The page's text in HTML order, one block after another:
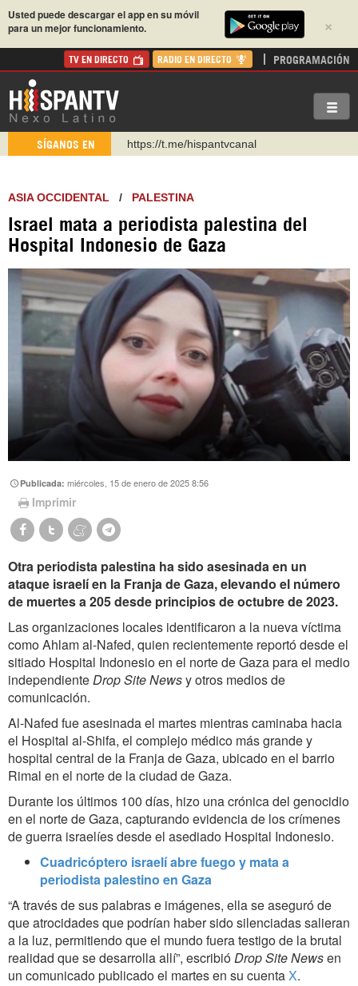
×
Usted puede descargar el app en su móvil
para un mejor funcionamiento.
TV EN DIRECTO RADIO EN DIRECTO PROGRAMACIÓN
SÍGANOS EN
https://t.me/hispantvcanal
WhatsApp y Viber: +98 921 79 29 404
Instagram como: hispan_tv
https://www.facebook.com/Nexolatino.Canal
http://twitter.com/nexo_latino
ASIA OCCIDENTAL / PALESTINA
Israel mata a periodista palestina del
Hospital Indonesio de Gaza
Publicada:miércoles, 15 de enero de 2025 8:56
Imprimir
Otra periodista palestina ha sido asesinada en un
ataque israelí en la Franja de Gaza, elevando el número
de muertes a 205 desde principios de octubre de 2023.
Las organizaciones locales identificaron a la nueva víctima
como Ahlam al-Nafed, quien recientemente reportó desde el
sitiado Hospital Indonesio en el norte de Gaza para el medio
independienteDrop Site Newsy otros medios de
comunicación.
Al-Nafed fue asesinada el martes mientras caminaba hacia
el Hospital al-Shifa, el complejo médico más grande y
hospital central de la Franja de Gaza, ubicado en el barrio
Rimal en el norte de la ciudad de Gaza.
Durante los últimos 100 días, hizo una crónica del genocidio
en el norte de Gaza, capturando evidencia de los crímenes
de guerra israelíes desde el asediado Hospital Indonesio.
Cuadricóptero israelí abre fuego y mata a
periodista palestino en Gaza
“A través de sus palabras e imágenes, ella se aseguró de
que atrocidades que podrían haber sido silenciadas salieran
a la luz, permitiendo que el mundo fuera testigo de la brutal
realidad que se desarrolla allí”, escribióDrop Site Newsen
un comunicado publicado el martes en su cuentaX.